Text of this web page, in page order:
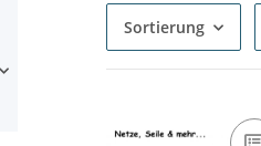
Sortierung